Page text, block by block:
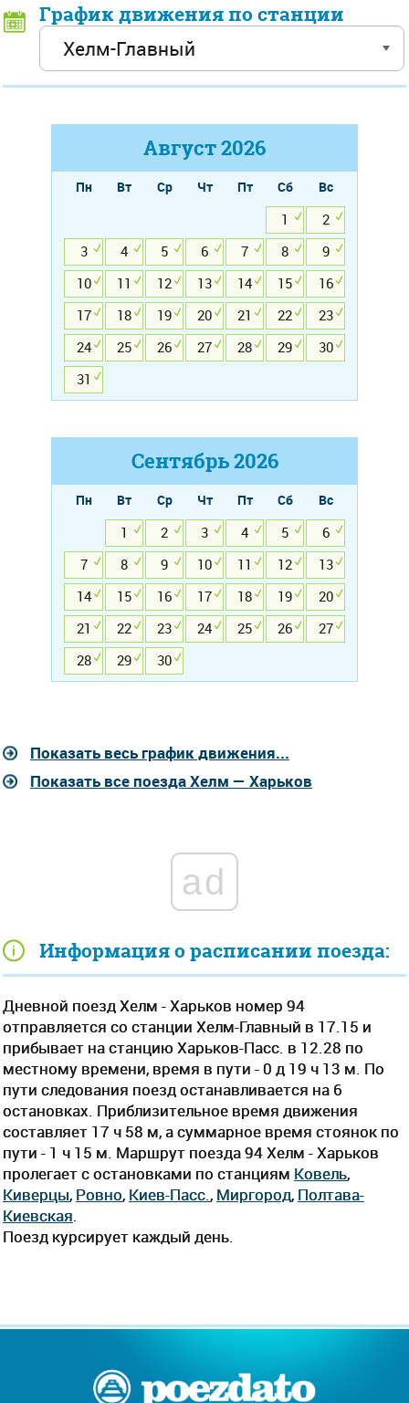
Информация о расписании поезда:
Дневной поезд Хелм - Харьков номер 94
отправляется со станции Хелм-Главный в 17.15 и
прибывает на станцию Харьков-Пасс. в 12.28 по
местному времени, время в пути - 0 д 19 ч 13 м. По
пути следования поезд останавливается на 6
остановках. Приблизительное время движения
составляет 17 ч 58 м, а суммарное время стоянок по
пути - 1 ч 15 м. Маршрут поезда 94 Хелм - Харьков
пролегает c остановками по станциям Ковель,
Киверцы, Ровно, Киев-Пасс. , Миргород, Полтава-
Киевская
Поезд курсирует каждый день.
График движения по станции
Август2026
Пн Вт Ср Чт Пт Сб
Вс
1
2
3
4 5 6 7 8
9
10
11 12 13 14 15
16
17
18 19 20 21 22
23
24
25 26 27 28 29
30
31
Сентябрь2026
Пн Вт Ср Чт Пт Сб
Вс
1
2 3 4 5
6
7
8 9 10 11 12
13
14
15 16 17 18 19
20
21
22 23 24 25 26
27
28
29 30
Показать весь график движения...
Показать все поезда Хелм — Харьков
ad